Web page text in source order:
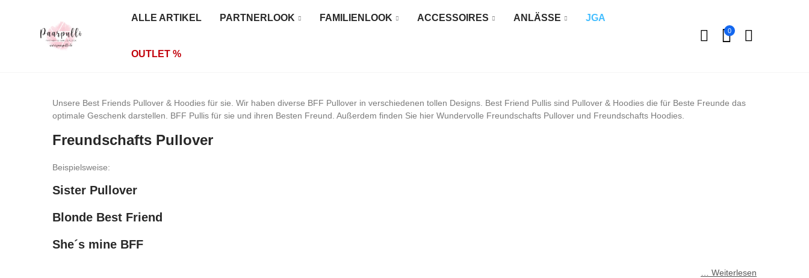
ALLE ARTIKEL PARTNERLOOK FAMILIENLOOK ACCESSOIRES ANLÄSSE JGA
OUTLET %
0
Unsere Best Friends Pullover & Hoodies für sie. Wir haben diverse BFF Pullover in verschiedenen tollen Designs. Best Friend Pullis sind Pullover & Hoodies die für Beste Freunde das
optimale Geschenk darstellen. BFF Pullis für sie und ihren Besten Freund. Außerdem finden Sie hier Wundervolle Freundschafts Pullover und Freundschafts Hoodies.
Freundschafts Pullover
Beispielsweise:
Sister Pullover
Blonde Best Friend
She´s mine BFF
… Weiterlesen